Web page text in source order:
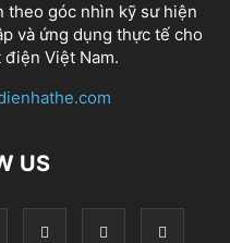
theo góc nhìn kỹ sư hiện
và ứng dụng thực tế cho
Việt Nam.
US